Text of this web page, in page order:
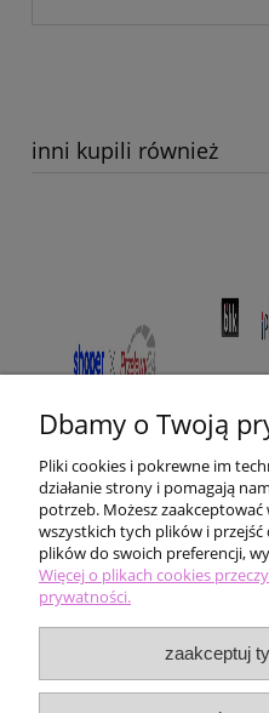
inni kupili również
Moje
Dbamy o Twoją
Pliki cookies i pokrewne im
działanie strony i pomagają
potrzeb. Możesz
wszystkich tych plików i
plików do swoich preferencji,
Więcej o plikach cookies
prywatności.
zaakceptuj